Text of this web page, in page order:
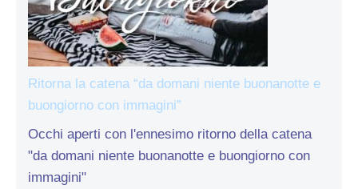
Ritorna la catena “da domani niente buonanotte e
buongiorno con immagini”
Occhi aperti con l'ennesimo ritorno della catena
"da domani niente buonanotte e buongiorno con
immagini"